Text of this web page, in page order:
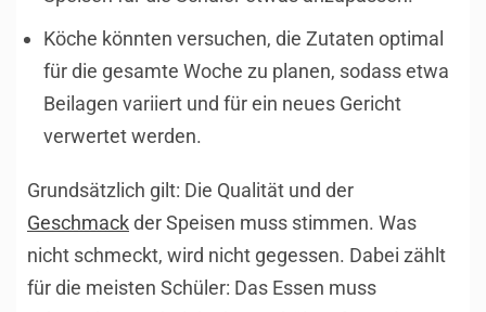
Köche könnten versuchen, die Zutaten optimal
für die gesamte Woche zu planen, sodass etwa
Beilagen variiert und für ein neues Gericht
verwertet werden.
Grundsätzlich gilt: Die Qualität und der
Geschmackder Speisen muss stimmen. Was
nicht schmeckt, wird nicht gegessen. Dabei zählt
für die meisten Schüler: Das Essen muss